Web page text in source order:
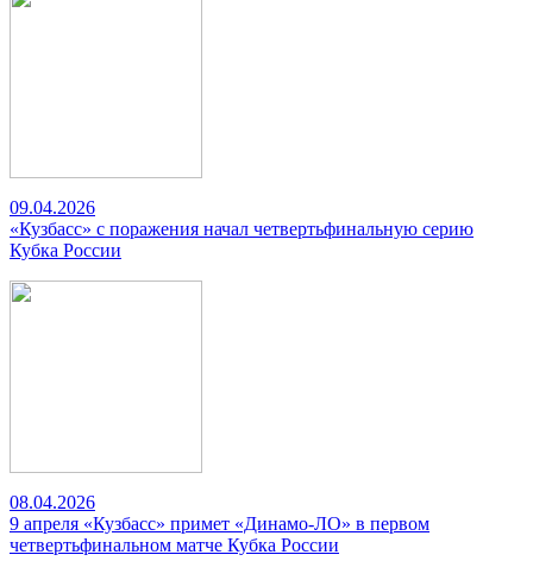
09.04.2026
«Кузбасс» с поражения начал четвертьфинальную серию
Кубка России
08.04.2026
9 апреля «Кузбасс» примет «Динамо-ЛО» в первом
четвертьфинальном матче Кубка России